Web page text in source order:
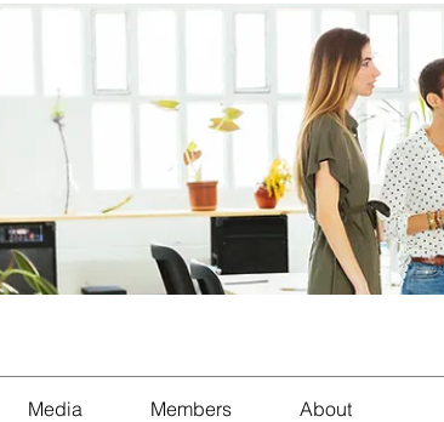
Media Members About